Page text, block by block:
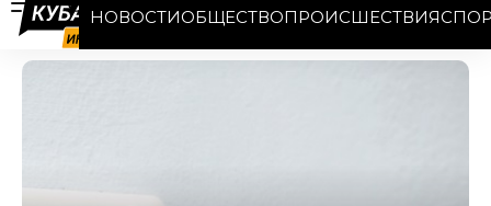
НОВОСТИОБЩЕСТВОПРОИСШЕСТВИЯ